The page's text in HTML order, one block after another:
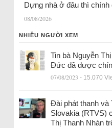
Dựng nhà ở đâu thì chính
08/08/2026
NHIỀU NGƯỜI XEM
Tin bà Nguyễn
Đức đã được
07/08/2023 - 15.070
Đài phát thanh và
Slovakia (RTVS)
Thị Thanh Nhàn